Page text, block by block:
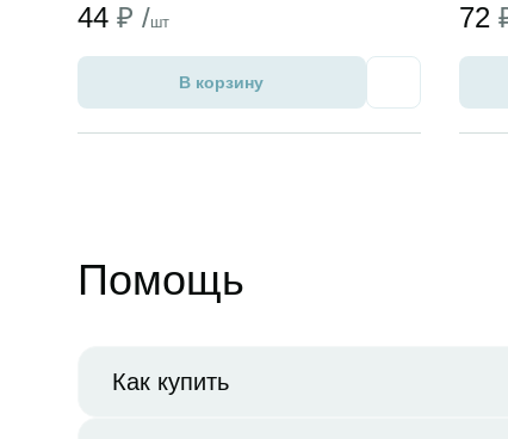
44 ₽ /шт
В корзину
72
Помощь
Как купить